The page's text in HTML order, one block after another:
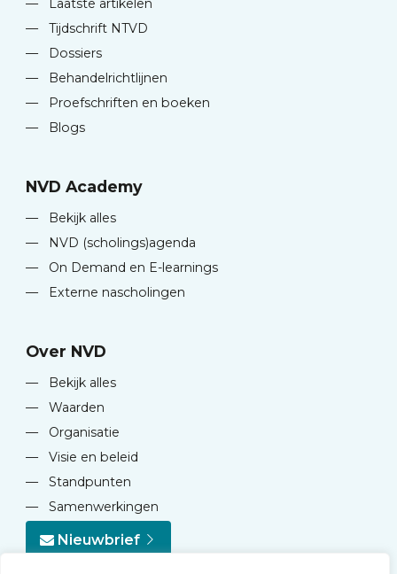
—
Laatste artikelen
—
Tijdschrift NTVD
—
Dossiers
—
Behandelrichtlijnen
—
Proefschriften en boeken
—
Blogs
NVD Academy
—
Bekijk alles
—
NVD (scholings)agenda
—
On Demand en E-learnings
—
Externe nascholingen
Over NVD
—
Bekijk alles
—
Waarden
—
Organisatie
—
Visie en beleid
—
Standpunten
—
Samenwerkingen
Nieuwbrief